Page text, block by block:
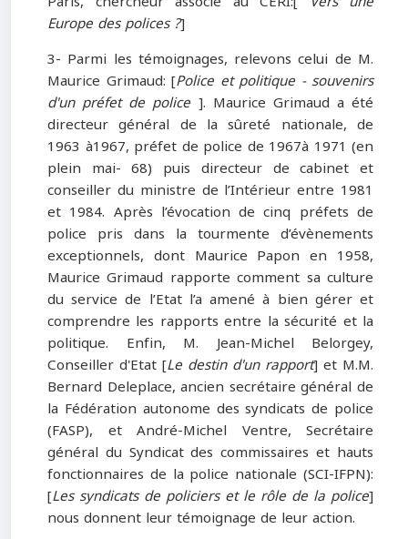
Europe des polices ?]
3- Parmi les témoignages, relevons celui de M.
Maurice Grimaud: [Police et politique - souvenirs
d'un préfet de police ]. Maurice Grimaud a été
directeur général de la sûreté nationale, de
1963 à1967, préfet de police de 1967à 1971 (en
plein mai- 68) puis directeur de cabinet et
conseiller du ministre de l’Intérieur entre 1981
et 1984. Après l’évocation de cinq préfets de
police pris dans la tourmente d’évènements
exceptionnels, dont Maurice Papon en 1958,
Maurice Grimaud rapporte comment sa culture
du service de l’Etat l’a amené à bien gérer et
comprendre les rapports entre la sécurité et la
politique. Enfin, M. Jean-Michel Belorgey,
Conseiller d'Etat [Le destin d'un rapport] et M.M.
Bernard Deleplace, ancien secrétaire général de
la Fédération autonome des syndicats de police
(FASP), et André-Michel Ventre, Secrétaire
général du Syndicat des commissaires et hauts
fonctionnaires de la police nationale (SCI-IFPN):
[Les syndicats de policiers et le rôle de la police]
nous donnent leur témoignage de leur action.